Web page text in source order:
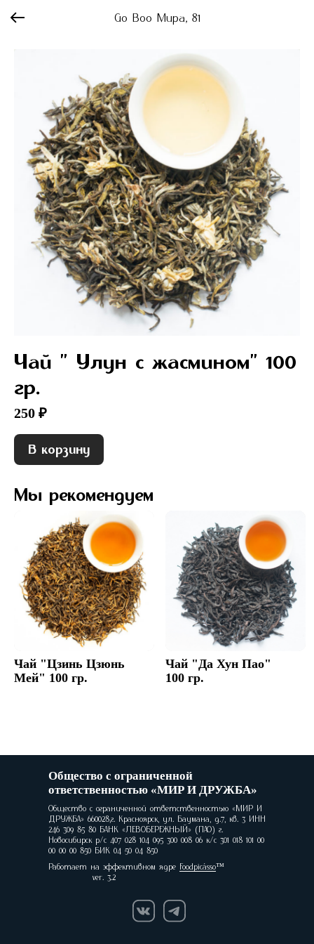
Go Boo Мира, 81
Чай " Улун с жасмином" 100
гр.
250 ₽
В корзину
Мы рекомендуем
Чай "Цзинь Цзюнь
Мей" 100 гр.
Чай "Да Хун Пао"
100 гр.
Общество с ограниченной
ответственностью «МИР И ДРУЖБА»
Общество с ограниченной ответственностью «МИР И
ДРУЖБА» 660028,г. Красноярск, ул. Баумана, д.7, кв. 3 ИНН
246 309 85 80 БАНК «ЛЕВОБЕРЕЖНЫЙ» (ПАО) г.
Новосибирск р/с 407 028 104 095 300 008 06 к/с 301 018 101 00
00 00 00 850 БИК 04 50 04 850
Работает на эффективном ядре Foodpicásso
ver. 3.2